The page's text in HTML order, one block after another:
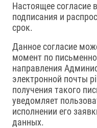
Настоящее согласие
подписания и
срок.
Данное согласие
момент по
направления
электронной почты
получения такого
уведомляет
исполнении его
данных.